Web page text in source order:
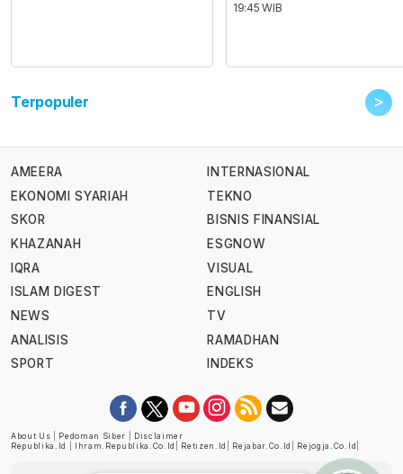
19:45 WIB
Terpopuler >
AMEERA
EKONOMI SYARIAH
SKOR
KHAZANAH
IQRA
ISLAM DIGEST
NEWS
ANALISIS
SPORT
INTERNASIONAL
TEKNO
BISNIS FINANSIAL
ESGNOW
VISUAL
ENGLISH
TV
RAMADHAN
INDEKS
About Us Pedoman Siber
Disclaimer
Republika.id
Ihram.republika.co.id Retizen.id Rejabar.co.id Rejogja.co.id